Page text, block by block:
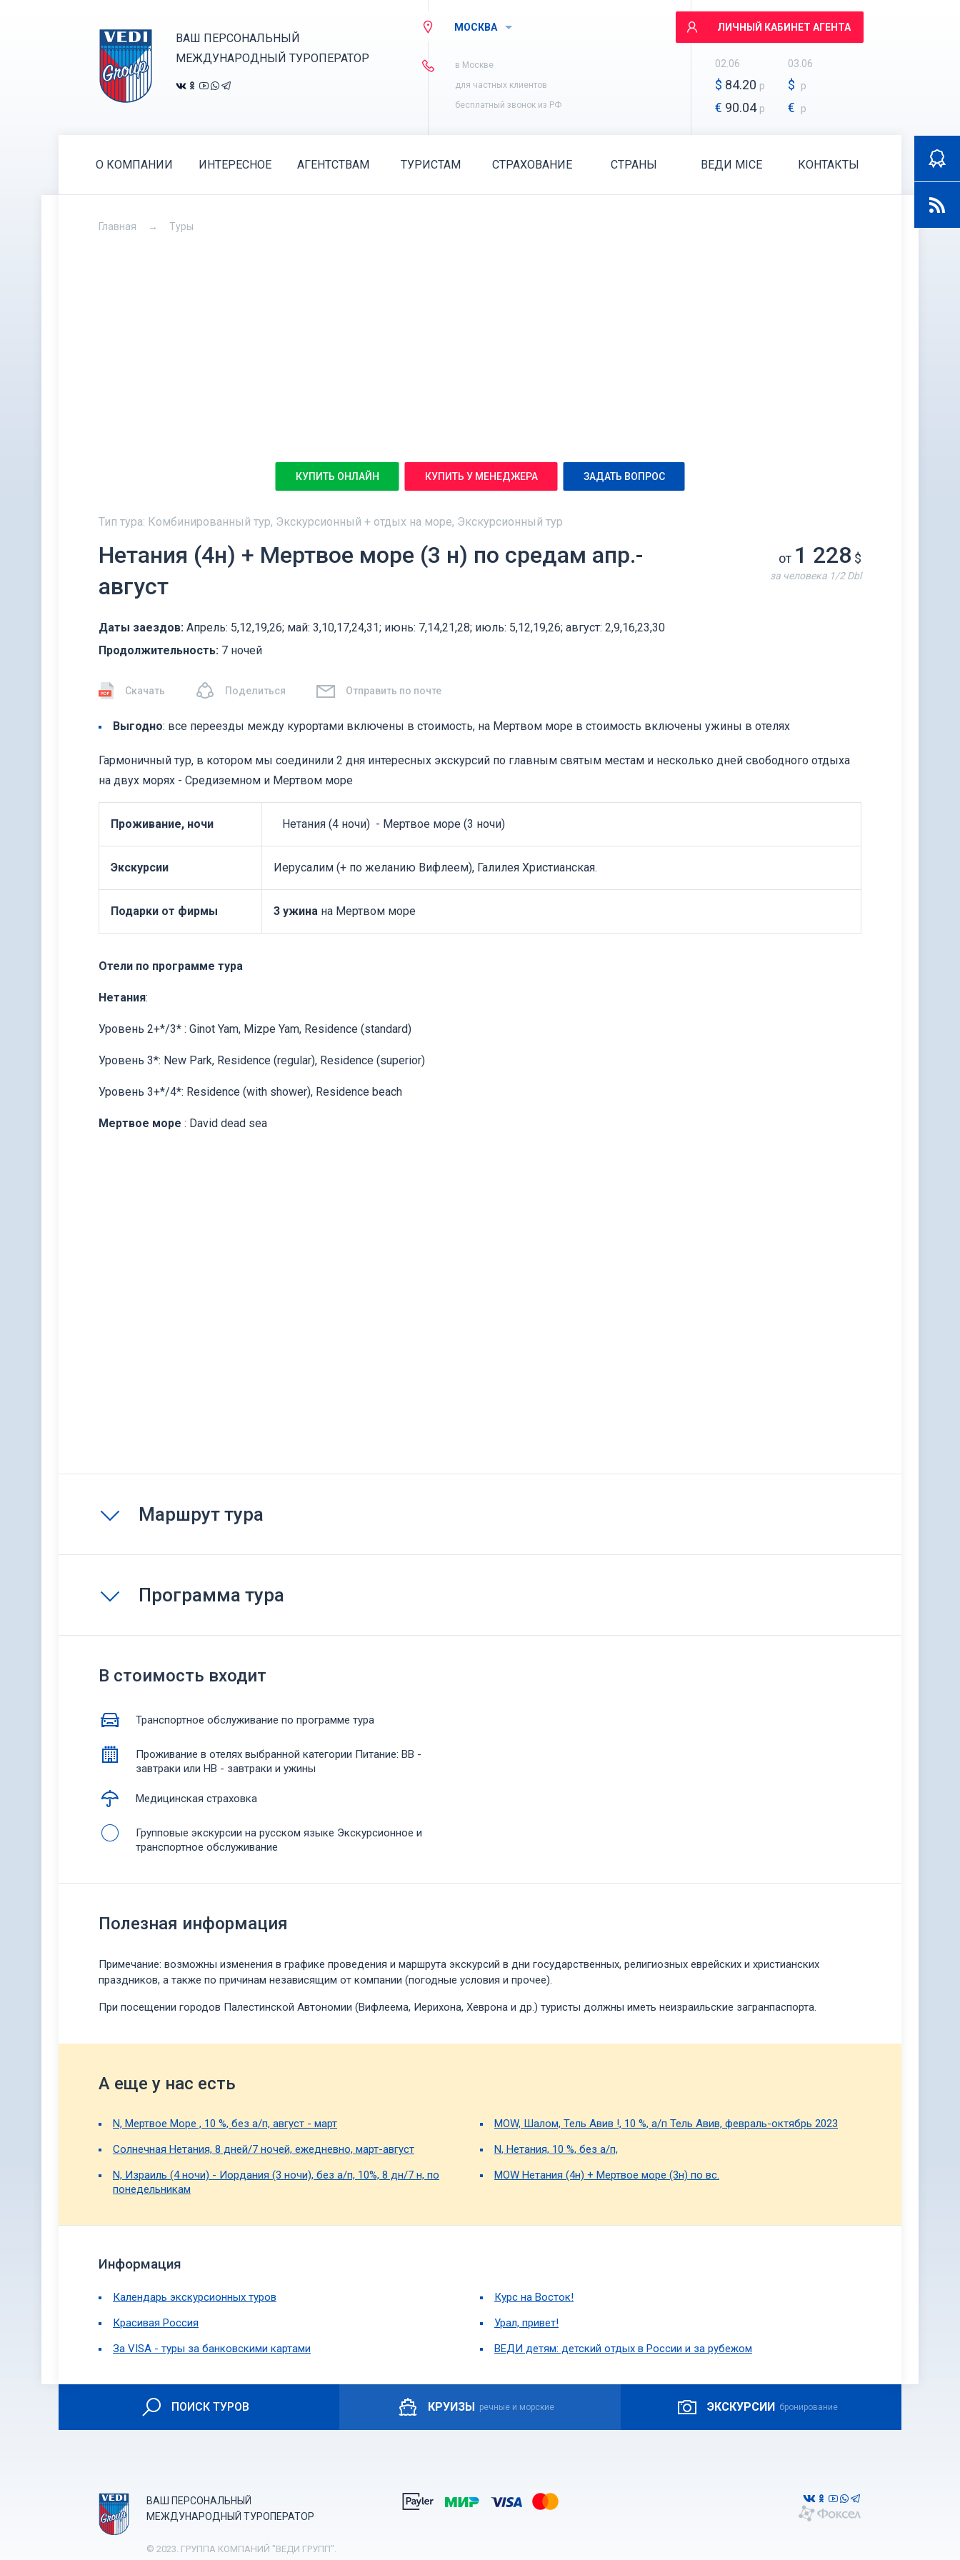
ВАШ ПЕРСОНАЛЬНЫЙ
МЕЖДУНАРОДНЫЙ ТУРОПЕРАТОР
МОСКВА
в Москве
для частных клиентов
бесплатный звонок из РФ
ЛИЧНЫЙ КАБИНЕТ АГЕНТА
02.06
$ 84.20 р
€ 90.04 р
03.06
$ р
€ р
О КОМПАНИИ ИНТЕРЕСНОЕ АГЕНТСТВАМ ТУРИСТАМ СТРАХОВАНИЕ СТРАНЫ ВЕДИ MICE КОНТАКТЫ
Главная Туры
КУПИТЬ ОНЛАЙН КУПИТЬ У МЕНЕДЖЕРА ЗАДАТЬ ВОПРОС
Тип тура: Комбинированный тур, Экскурсионный + отдых на море, Экскурсионный тур
Нетания (4н) + Мертвое море (3 н) по средам апр.-
август
Даты заездов: Апрель: 5,12,19,26; май: 3,10,17,24,31; июнь: 7,14,21,28; июль: 5,12,19,26; август: 2,9,16,23,30
Продолжительность: 7 ночей
Скачать Поделиться Отправить по почте
от 1 228 $
за человека 1/2 Dbl
Выгодно: все переезды между курортами включены в стоимость, на Мертвом море в стоимость включены ужины в отелях
Гармоничный тур, в котором мы соединили 2 дня интересных экскурсий по главным святым местам и несколько дней свободного отдыха
на двух морях - Средиземном и Мертвом море
Проживание, ночи Нетания (4 ночи) - Мертвое море (3 ночи)
Экскурсии Иерусалим (+ по желанию Вифлеем), Галилея Христианская.
Подарки от фирмы 3 ужина на Мертвом море
Отели по программе тура
Нетания:
Уровень 2+*/3* : Ginot Yam, Mizpe Yam, Residence (standard)
Уровень 3*: New Park, Residence (regular), Residence (superior)
Уровень 3+*/4*: Residence (with shower), Residence beach
Мертвое море : David dead sea
Маршрут тура
Программа тура
В стоимость входит
Транспортное обслуживание по программе тура
Проживание в отелях выбранной категории Питание: ВВ -
завтраки или НВ - завтраки и ужины
Медицинская страховка
Групповые экскурсии на русском языке Экскурсионное и
транспортное обслуживание
Полезная информация
Примечание: возможны изменения в графике проведения и маршрута экскурсий в дни государственных, религиозных еврейских и христианских
праздников, а также по причинам независящим от компании (погодные условия и прочее).
При посещении городов Палестинской Автономии (Вифлеема, Иерихона, Хеврона и др.) туристы должны иметь неизраильские загранпаспорта.
А еще у нас есть
N, Мертвое Море , 10 %, без а/п, август - март
MOW, Шалом, Тель Авив !, 10 %, а/п Тель Авив, февраль-октябрь 2023
Солнечная Нетания, 8 дней/7 ночей, ежедневно, март-август
N, Нетания, 10 %, без а/п,
N, Израиль (4 ночи) - Иордания (3 ночи), без а/п, 10%, 8 дн/7 н, по
понедельникам
MOW Нетания (4н) + Мертвое море (3н) по вс.
Информация
Календарь экскурсионных туров
Курс на Восток!
Красивая Россия
Урал, привет!
За VISA - туры за банковскими картами
ВЕДИ детям: детский отдых в России и за рубежом
ПОИСК ТУРОВ КРУИЗЫ речные и морские ЭКСКУРСИИ бронирование
ВАШ ПЕРСОНАЛЬНЫЙ
МЕЖДУНАРОДНЫЙ ТУРОПЕРАТОР
© 2023. ГРУППА КОМПАНИЙ "ВЕДИ ГРУПП".